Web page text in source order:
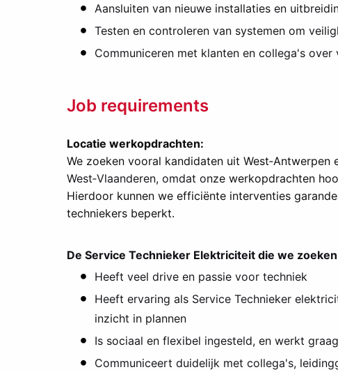
Aansluiten van nieuwe installaties en
Testen en controleren van systemen om
Communiceren met klanten en collega's
Job requirements
Locatie werkopdrachten:
We zoeken vooral kandidaten uit West‑Antwerpen
West‑Vlaanderen, omdat onze werkopdrachten
Hierdoor kunnen we efficiënte interventies
techniekers beperkt.
De Service Technieker Elektriciteit die we
Heeft veel drive en passie voor techniek
Heeft ervaring als Service Technieker
inzicht in plannen
Is sociaal en flexibel ingesteld, en werkt
Communiceert duidelijk met collega's,